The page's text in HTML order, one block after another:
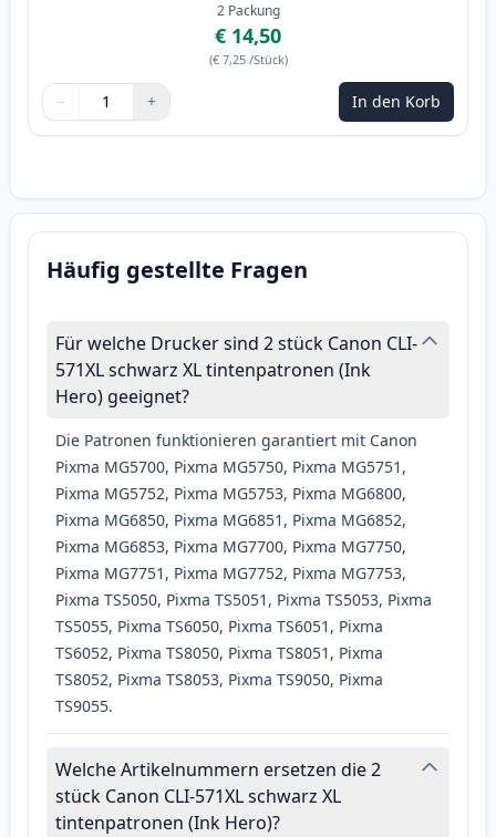
2 Packung
€ 14,50
(€ 7,25 /Stück)
Menge
Verwenden Sie die Tasten, um anzupassen
− +
Menge 1 In den Korb
Häufig gestellte Fragen
Für welche Drucker sind 2 stück Canon CLI-
571XL schwarz XL tintenpatronen (Ink
Hero) geeignet?
Die Patronen funktionieren garantiert mit Canon
Pixma MG5700, Pixma MG5750, Pixma MG5751,
Pixma MG5752, Pixma MG5753, Pixma MG6800,
Pixma MG6850, Pixma MG6851, Pixma MG6852,
Pixma MG6853, Pixma MG7700, Pixma MG7750,
Pixma MG7751, Pixma MG7752, Pixma MG7753,
Pixma TS5050, Pixma TS5051, Pixma TS5053, Pixma
TS5055, Pixma TS6050, Pixma TS6051, Pixma
TS6052, Pixma TS8050, Pixma TS8051, Pixma
TS8052, Pixma TS8053, Pixma TS9050, Pixma
TS9055.
Welche Artikelnummern ersetzen die 2
stück Canon CLI-571XL schwarz XL
tintenpatronen (Ink Hero)?